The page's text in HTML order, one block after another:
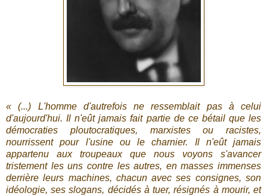
« (...) L'homme d'autrefois ne ressemblait pas à celui
d'aujourd'hui. Il n'eût jamais fait partie de ce bétail que les
démocraties ploutocratiques, marxistes ou racistes,
nourrissent pour l'usine ou le charnier. Il n'eût jamais
appartenu aux troupeaux que nous voyons s'avancer
tristement les uns contre les autres, en masses immenses
derrière leurs machines, chacun avec ses consignes, son
idéologie, ses slogans, décidés à tuer, résignés à mourir, et